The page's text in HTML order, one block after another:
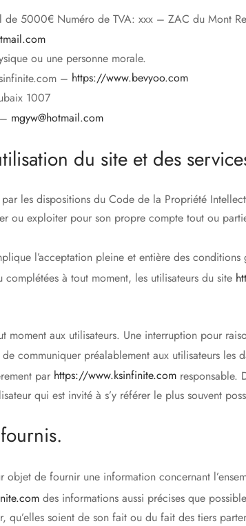
de 5000€ Numéro de TVA: xxx – ZAC du Mont
ou une personne morale.
– https://www.bevyoo.com
1007
mgyw@hotmail.com
du site et des
les dispositions du Code de la Propriété
ou exploiter pour son propre compte tout ou
l’acceptation pleine et entière des
complétées à tout moment, les utilisateurs du site
moment aux utilisateurs. Une interruption pour
communiquer préalablement aux utilisateurs les
par https://www.ksinfinite.com responsable.
qui est invité à s’y référer le plus souvent
objet de fournir une information concernant
des informations aussi précises que
qu’elles soient de son fait ou du fait des tiers